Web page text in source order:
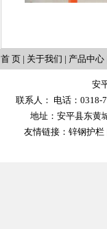
首 页 | 关于我们 | 产品中心
安
联系人： 电话：0318-
地址：安平县东黄
友情链接：锌钢护栏